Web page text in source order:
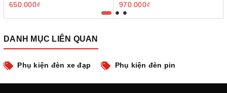
650.000₫ 970.000₫
DANH MỤC LIÊN QUAN
Phụ kiện đèn xe đạp Phụ kiện đèn pin